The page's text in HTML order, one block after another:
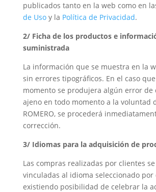
publicados tanto en la web como en
de Usoy la Política de Privacidad.
2/ Ficha de los productos e
suministrada
La información que se muestra en la
sin errores tipográficos. En el caso
momento se produjera algún error de
ajeno en todo momento a la voluntad
ROMERO, se procederá
corrección.
3/ Idiomas para la adquisición de
Las compras realizadas por clientes
vinculadas al idioma seleccionado por
existiendo posibilidad de celebrar la